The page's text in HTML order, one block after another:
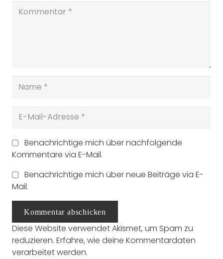
Benachrichtige mich über nachfolgende
Kommentare via E-Mail.
Benachrichtige mich über neue Beiträge via E-
Mail.
Kommentar abschicken
Diese Website verwendet Akismet, um Spam zu
reduzieren. Erfahre, wie deine Kommentardaten
verarbeitet werden.